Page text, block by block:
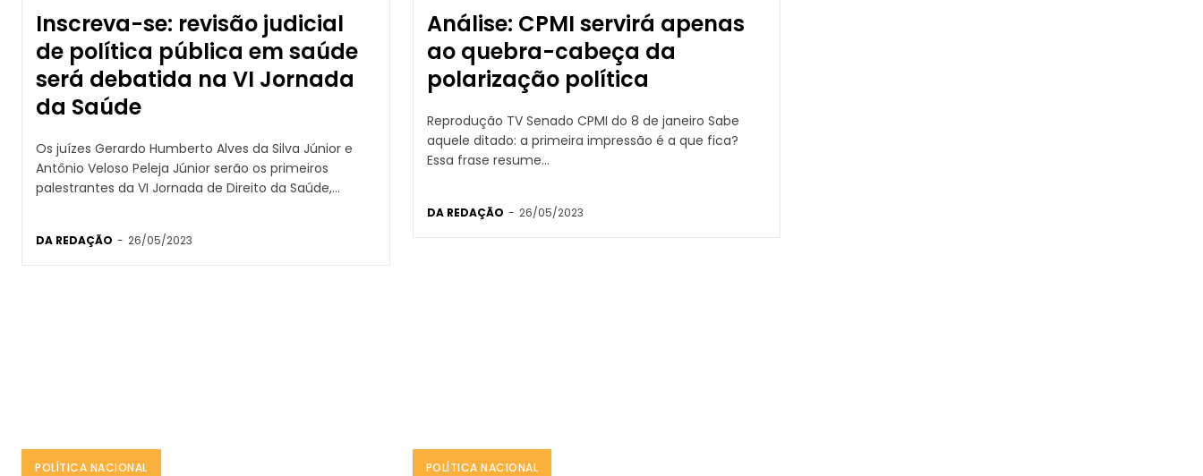
Inscreva-se: revisão judicial
de política pública em saúde
será debatida na VI Jornada
da Saúde
Os juízes Gerardo Humberto Alves da Silva Júnior e
Antônio Veloso Peleja Júnior serão os primeiros
palestrantes da VI Jornada de Direito da Saúde,...
DA REDAÇÃO - 26/05/2023
Análise: CPMI servirá apenas
ao quebra-cabeça da
polarização política
Reprodução TV Senado CPMI do 8 de janeiro Sabe
aquele ditado: a primeira impressão é a que fica?
Essa frase resume...
DA REDAÇÃO - 26/05/2023
POLÍTICA NACIONAL POLÍTICA NACIONAL